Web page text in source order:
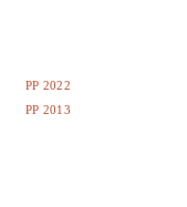
PP 2022
PP 2013